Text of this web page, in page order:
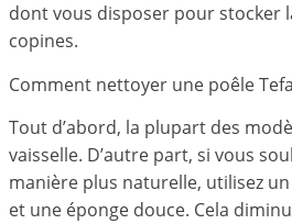
dont vous disposer pour stocker
copines.
Comment nettoyer une poêle
Tout d’abord, la plupart des
vaisselle. D’autre part, si vous
manière plus naturelle, utilisez
et une éponge douce. Cela